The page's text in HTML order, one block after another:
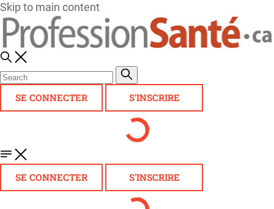
Skip to main content
SE CONNECTER S'INSCRIRE
SE CONNECTER S'INSCRIRE